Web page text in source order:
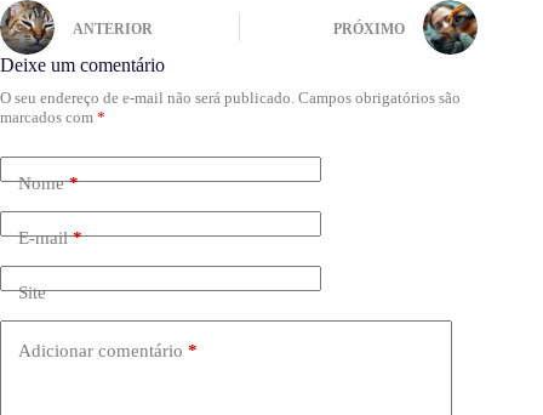
ANTERIOR PRÓXIMO
Deixe um comentário
O seu endereço de e-mail não será publicado. Campos obrigatórios são
marcados com *
Nome*
E-mail*
Site
Adicionar comentário *